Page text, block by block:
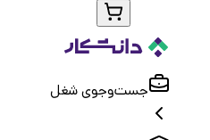
جست‌و‌جوی شغل